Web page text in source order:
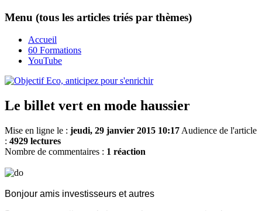
Menu (tous les articles triés par thèmes)
Accueil
60 Formations
YouTube
Le billet vert en mode haussier
Mise en ligne le : jeudi, 29 janvier 2015 10:17 Audience de l'article
: 4929 lectures
Nombre de commentaires : 1 réaction
Bonjour amis investisseurs et autres